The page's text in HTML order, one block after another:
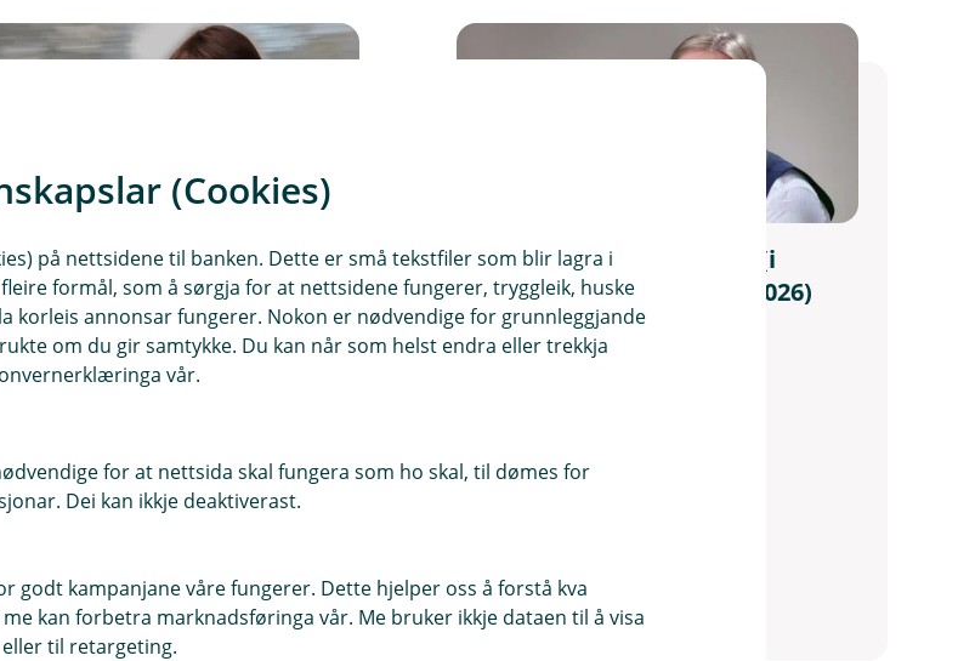
Hefte
Privatmarknad
May-Kristin Væhle Jordal (i
permisjon fram til 19.10.2026)
Kunderådgjevar Privatmarknad
Autorisert rådgiver
Sparing og investering
(Cookies)
på nettsidene til banken. Dette er små tekstfiler som blir lagra i
formål, som å sørgja for at nettsidene fungerer, tryggleik, huske
korleis annonsar fungerer. Nokon er nødvendige for grunnleggjande
om du gir samtykke. Du kan når som helst endra eller trekkja
vår.
for at nettsida skal fungera som ho skal, til dømes for
Dei kan ikkje deaktiverast.
godt kampanjane våre fungerer. Dette hjelper oss å forstå kva
kan forbetra marknadsføringa vår. Me bruker ikkje dataen til å visa
til retargeting.